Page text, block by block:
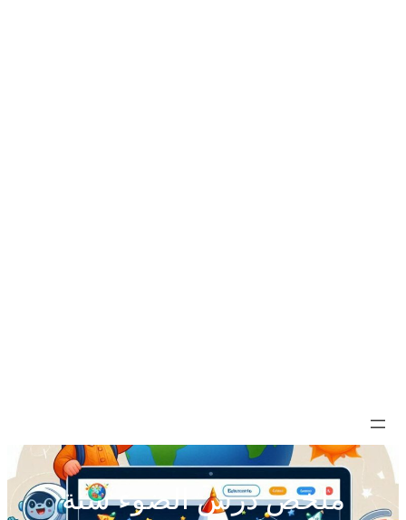
تخطى
إلى
المحتوى
ملخص درس الضوء سنة